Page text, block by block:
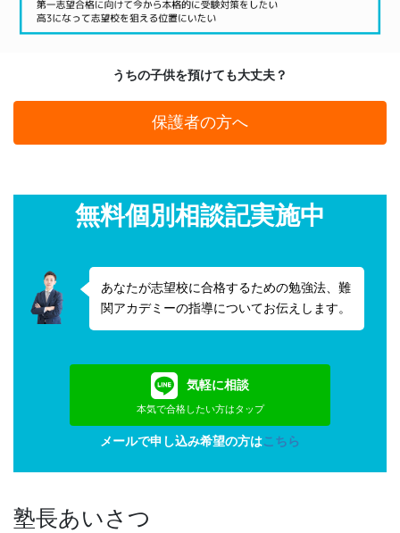
うちの子供を預けても大丈夫？
保護者の方へ
無料個別相談記実施中
あなたが志望校に合格するための勉強法、難
関アカデミーの指導についてお伝えします。
気軽に相談
本気で合格したい方はタップ
メールで申し込み希望の方はこちら
塾長あいさつ